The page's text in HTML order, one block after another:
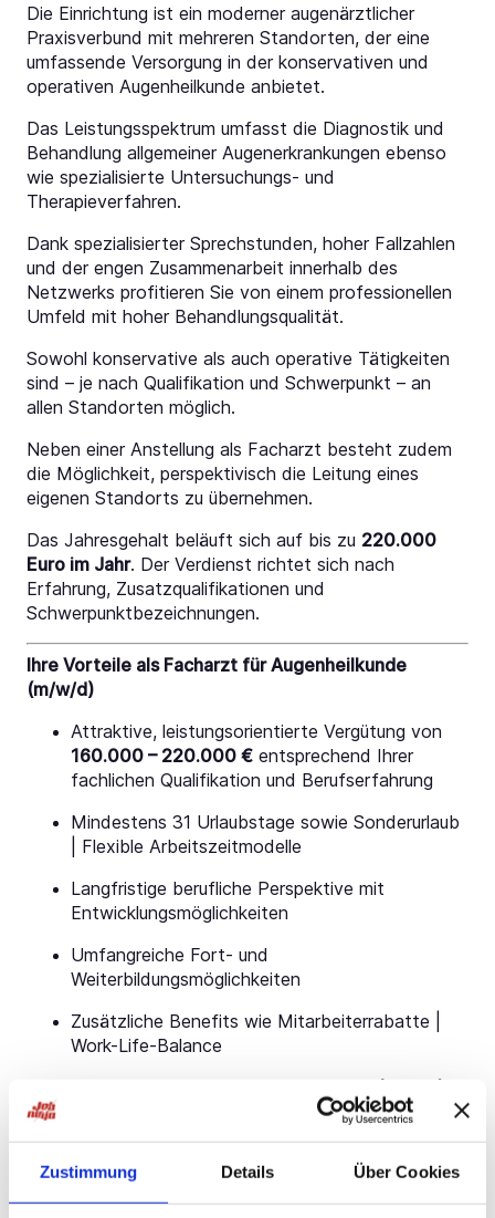
Zustimmung Details Über Cookies
Die Einrichtung ist ein moderner augenärztlicher
Praxisverbund mit mehreren Standorten, der eine
umfassende Versorgung in der konservativen und
operativen Augenheilkunde anbietet.
Das Leistungsspektrum umfasst die Diagnostik und
Behandlung allgemeiner Augenerkrankungen ebenso
wie spezialisierte Untersuchungs- und
Therapieverfahren.
Dank spezialisierter Sprechstunden, hoher Fallzahlen
und der engen Zusammenarbeit innerhalb des
Netzwerks profitieren Sie von einem professionellen
Umfeld mit hoher Behandlungsqualität.
Sowohl konservative als auch operative Tätigkeiten
sind – je nach Qualifikation und Schwerpunkt – an
allen Standorten möglich.
Neben einer Anstellung als Facharzt besteht zudem
die Möglichkeit, perspektivisch die Leitung eines
eigenen Standorts zu übernehmen.
Das Jahresgehalt beläuft sich auf bis zu 220.000
Euro im Jahr. Der Verdienst richtet sich nach
Erfahrung, Zusatzqualifikationen und
Schwerpunktbezeichnungen.
Ihre Vorteile als Facharzt für Augenheilkunde
(m/w/d)
Attraktive, leistungsorientierte Vergütung von
160.000 – 220.000 € entsprechend Ihrer
fachlichen Qualifikation und Berufserfahrung
Mindestens 31 Urlaubstage sowie Sonderurlaub
| Flexible Arbeitszeitmodelle
Langfristige berufliche Perspektive mit
Entwicklungsmöglichkeiten
Umfangreiche Fort- und
Weiterbildungsmöglichkeiten
Zusätzliche Benefits wie Mitarbeiterrabatte |
Work-Life-Balance
Ihr Profil als Facharzt für Augenheilkunde (m/w/d)
Erfolgreich abgeschlossenes Medizinstudium mit